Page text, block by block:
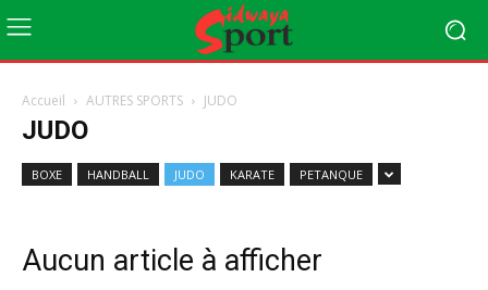
Accueil AUTRES SPORTS JUDO
JUDO
BOXE HANDBALL JUDO KARATE PETANQUE
Aucun article à afficher